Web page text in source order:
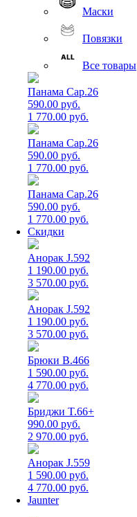
Маски
Повязки
Все товары
Панама Cap.26
590.00 руб.
1 770.00 руб.
Панама Cap.26
590.00 руб.
1 770.00 руб.
Панама Cap.26
590.00 руб.
1 770.00 руб.
Скидки
Анорак J.592
1 190.00 руб.
3 570.00 руб.
Анорак J.592
1 190.00 руб.
3 570.00 руб.
Брюки B.466
1 590.00 руб.
4 770.00 руб.
Бриджи T.66+
990.00 руб.
2 970.00 руб.
Анорак J.559
1 590.00 руб.
4 770.00 руб.
Jaunter